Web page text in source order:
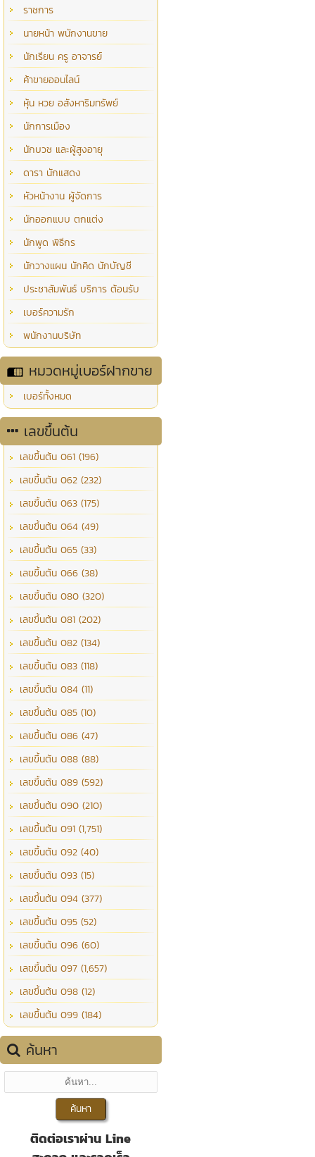
ราชการ
นายหน้า พนักงานขาย
นักเรียน ครู อาจารย์
ค้าขายออนไลน์
หุ้น หวย อสังหาริมทรัพย์
นักการเมือง
นักบวช และผู้สูงอายุ
ดารา นักแสดง
หัวหน้างาน ผู้จัดการ
นักออกแบบ ตกแต่ง
นักพูด พิธีกร
นักวางแผน นักคิด นักบัญชี
ประชาสัมพันธ์ บริการ ต้อนรับ
เบอร์ความรัก
พนักงานบริษัท
หมวดหมู่เบอร์ฝากขาย
เบอร์ทั้งหมด
เลขขึ้นต้น
เลขขึ้นต้น 061 (196)
เลขขึ้นต้น 062 (232)
เลขขึ้นต้น 063 (175)
เลขขึ้นต้น 064 (49)
เลขขึ้นต้น 065 (33)
เลขขึ้นต้น 066 (38)
เลขขึ้นต้น 080 (320)
เลขขึ้นต้น 081 (202)
เลขขึ้นต้น 082 (134)
เลขขึ้นต้น 083 (118)
เลขขึ้นต้น 084 (11)
เลขขึ้นต้น 085 (10)
เลขขึ้นต้น 086 (47)
เลขขึ้นต้น 088 (88)
เลขขึ้นต้น 089 (592)
เลขขึ้นต้น 090 (210)
เลขขึ้นต้น 091 (1,751)
เลขขึ้นต้น 092 (40)
เลขขึ้นต้น 093 (15)
เลขขึ้นต้น 094 (377)
เลขขึ้นต้น 095 (52)
เลขขึ้นต้น 096 (60)
เลขขึ้นต้น 097 (1,657)
เลขขึ้นต้น 098 (12)
เลขขึ้นต้น 099 (184)
ค้นหา
ติดต่อเราผ่าน Line